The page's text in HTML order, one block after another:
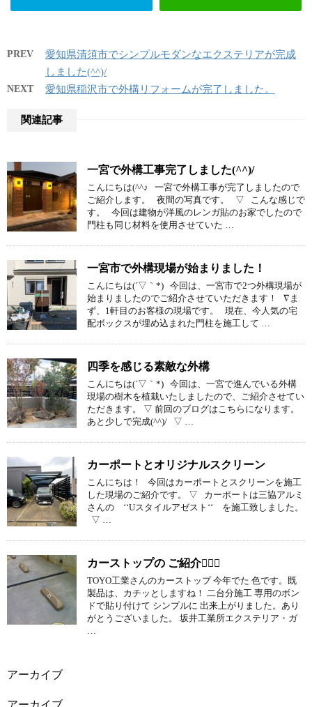
PREV
愛知県清須市でシンプルモダンなエクステリアが完成
しました(^^)/
NEXT 愛知県稲沢市で外構リフォームが完了しました。
関連記事
一宮で外構工事完了しました(^^)/
こんにちは(^^♪ 一宮で外構工事が完了しましたので
ご紹介します。 夜間の写真です。 ▽ こんな感じで
す。 今回は建物が洋風のレンガ貼のお家でしたので
門柱も同じ材料を使用させていた …
一宮市で外構現場が始まりました！
こんにちは(´▽｀*) 今回は、一宮市で2つ外構現場が
始まりましたのでご紹介させていただきます！ ∇ま
ず、1軒目のお客様の現場です。 現在、今人気の宅
配ボックスが埋め込まれた門柱を施工して …
四季を感じる素敵な外構
こんにちは(´▽｀*) 今回は、一宮で進んでいる外構
現場の樹木を植栽いたしましたので、ご紹介させてい
ただきます。 ▽ 前回のブログはこちらになります。
あと少しで完成(^^)/ ▽ …
カーポートとオリジナルスクリーン
こんにちは！ 今回はカーポートとスクリーンを施工
した現場のご紹介です。 ▽ カーポートは三協アルミ
さんの ‘‘Uスタイルアゼスト‘‘ を施工致しました。
▽ …
カーストップの ご紹介
TOYO工業さんのカーストップ 今年でた 色です。既
製品は、カチッとしますね！ 二台分施工 専用のボン
ドで貼り付けて シンプルに 出来上がりました。あり
がとうございました。 坂井工業所エクステリア・ガ
アーカイブ
アーカイブ